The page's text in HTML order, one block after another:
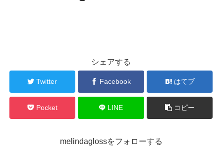
シェアする
Twitter Facebook はてブ
Pocket LINE コピー
melindaglossをフォローする